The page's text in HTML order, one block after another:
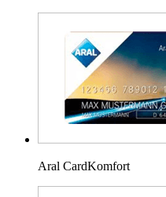
Aral CardKomfort